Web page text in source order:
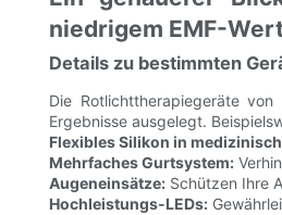
niedrigem EMF-
Details zu bestimmten
Die Rotlichttherapiegeräte
Ergebnisse ausgelegt.
Flexibles Silikon in
Mehrfaches Gurtsystem:
Augeneinsätze: Schützen Ihre
Hochleistungs-LEDs: